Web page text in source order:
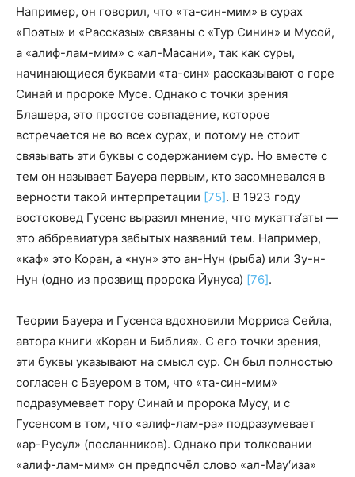
Например, он говорил, что «та-син-мим» в сурах
«Поэты» и «Рассказы» связаны с «Тур Синин» и Мусой,
а «алиф-лам-мим» с «ал-Масани», так как суры,
начинающиеся буквами «та-син» рассказывают о горе
Синай и пророке Мусе. Однако с точки зрения
Блашера, это простое совпадение, которое
встречается не во всех сурах, и потому не стоит
связывать эти буквы с содержанием сур. Но вместе с
тем он называет Бауера первым, кто засомневался в
верности такой интерпретации [75]. В 1923 году
востоковед Гусенс выразил мнение, что мукатта‘аты —
это аббревиатура забытых названий тем. Например,
«каф» это Коран, а «нун» это ан-Нун (рыба) или Зу-н-
Нун (одно из прозвищ пророка Йунуса) [76].
Теории Бауера и Гусенса вдохновили Морриса Сейла,
автора книги «Коран и Библия». С его точки зрения,
эти буквы указывают на смысл сур. Он был полностью
согласен с Бауером в том, что «та-син-мим»
подразумевает гору Синай и пророка Мусу, и с
Гусенсом в том, что «алиф-лам-ра» подразумевает
«ар-Русул» (посланников). Однако при толковании
«алиф-лам-мим» он предпочёл слово «ал-Мау‘иза»